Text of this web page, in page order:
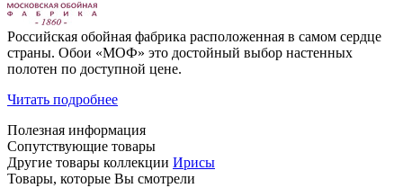
Российская обойная фабрика расположенная в самом сердце
страны. Обои «МОФ» это достойный выбор настенных
полотен по доступной цене.
Читать подробнее
Полезная информация
Сопутствующие товары
Другие товары коллекции Ирисы
Товары, которые Вы смотрели